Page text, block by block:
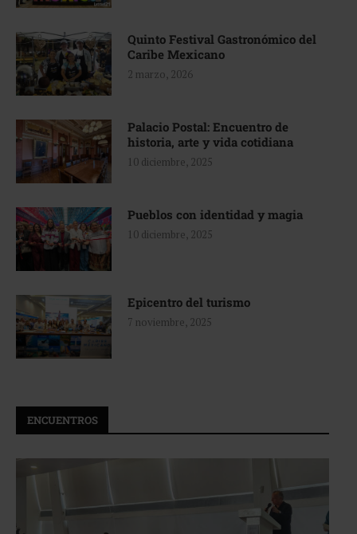
Quinto Festival Gastronómico del
Caribe Mexicano
2 marzo, 2026
Palacio Postal: Encuentro de
historia, arte y vida cotidiana
10 diciembre, 2025
Pueblos con identidad y magia
10 diciembre, 2025
Epicentro del turismo
7 noviembre, 2025
ENCUENTROS